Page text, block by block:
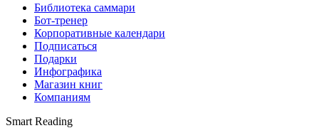
Библиотека саммари
Бот-тренер
Корпоративные календари
Подписаться
Подарки
Инфографика
Магазин книг
Компаниям
Smart Reading